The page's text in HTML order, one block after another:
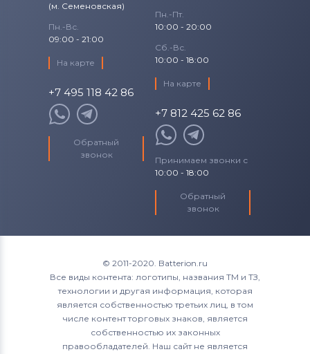
(м. Семеновская)
Пн.-Вс.
09:00 - 21:00
На карте
+7 495 118 42 86
Обратный
звонок
Пн.-Пт.
10:00 - 20:00
Сб.-Вс.
10:00 - 18:00
На карте
+7 812 425 62 86
Принимаем звонки с
10:00 - 18:00
Обратный
звонок
© 2011-2020. Batterion.ru
Все виды контента: логотипы, названия ТМ и ТЗ,
технологии и другая информация, которая
является собственностью третьих лиц, в том
числе контент торговых знаков, является
собственностью их законных
правообладателей. Наш сайт не является